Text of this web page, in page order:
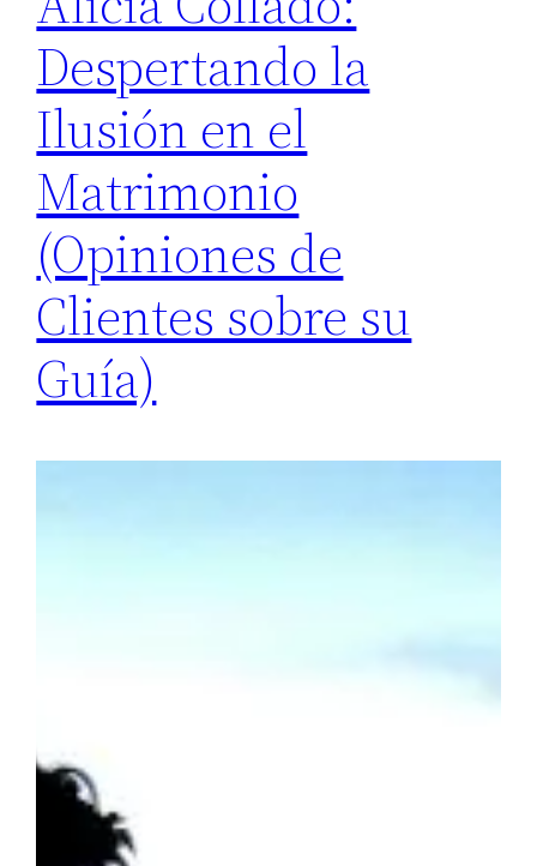
Despertando la
Ilusión en el
Matrimonio
(Opiniones de
Clientes sobre su
Guía)